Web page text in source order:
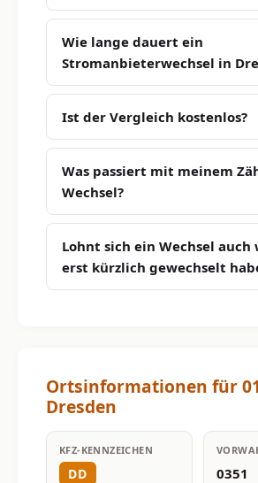
Wie lange dauert ein
Stromanbieterwechsel in
Ist der Vergleich kostenlos?
Was passiert mit meinem
Wechsel?
Lohnt sich ein Wechsel auch
erst kürzlich gewechselt
Ortsinformationen für
Dresden
KFZ-KENNZEICHEN
DD 0351